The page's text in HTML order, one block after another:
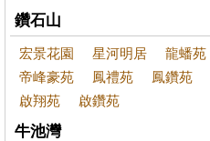
鑽石山
宏景花園 星河明居 龍蟠苑
帝峰豪苑
鳳禮苑 鳳鑽苑
啟翔苑
啟鑽苑
牛池灣